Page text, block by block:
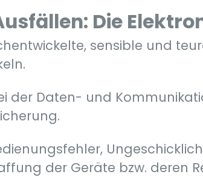
Die
sensible und
der Daten- und
der Geräte bzw. deren